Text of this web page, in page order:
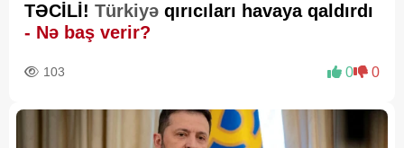
TƏCİLİ! Türkiyə qırıcıları havaya qaldırdı
- Nə baş verir?
103 0 0